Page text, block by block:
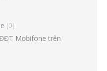
(0)
Mobifone trên